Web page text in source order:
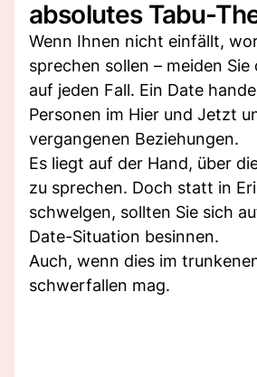
absolutes Tabu-
Wenn Ihnen nicht einfällt,
sprechen sollen – meiden Sie
auf jeden Fall. Ein Date
Personen im Hier und Jetzt
vergangenen Beziehungen.
Es liegt auf der Hand, über
zu sprechen. Doch statt in
schwelgen, sollten Sie sich
Date-Situation besinnen.
Auch, wenn dies im
schwerfallen mag.